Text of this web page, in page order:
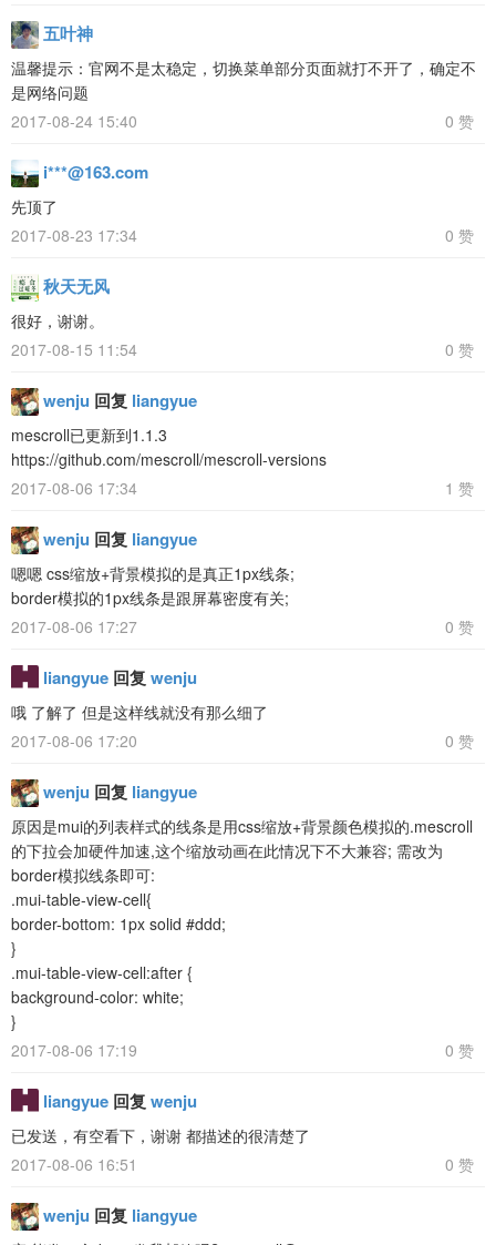
五叶神
温馨提示：官网不是太稳定，切换菜单部分页面就打不开了，确定不
是网络问题
2017-08-24 15:40
0 赞
i***@163.com
先顶了
2017-08-23 17:34
0 赞
秋天无风
很好，谢谢。
2017-08-15 11:54
0 赞
wenju 回复 liangyue
mescroll已更新到1.1.3
https://github.com/mescroll/mescroll-versions
2017-08-06 17:34
1 赞
wenju 回复 liangyue
嗯嗯 css缩放+背景模拟的是真正1px线条;
border模拟的1px线条是跟屏幕密度有关;
2017-08-06 17:27
0 赞
liangyue 回复 wenju
哦 了解了 但是这样线就没有那么细了
2017-08-06 17:20
0 赞
wenju 回复 liangyue
原因是mui的列表样式的线条是用css缩放+背景颜色模拟的.mescroll
的下拉会加硬件加速,这个缩放动画在此情况下不大兼容; 需改为
border模拟线条即可:
.mui-table-view-cell{
border-bottom: 1px solid #ddd;
}
.mui-table-view-cell:after {
background-color: white;
}
2017-08-06 17:19
0 赞
liangyue 回复 wenju
已发送，有空看下，谢谢 都描述的很清楚了
2017-08-06 16:51
0 赞
wenju 回复 liangyue